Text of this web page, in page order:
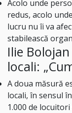
Acolo unde
redus, acolo
lucru nu îi va
stabilească
Ilie
locali:
A doua măsură
locali, în sensul
1.000 de